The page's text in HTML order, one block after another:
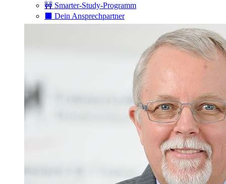
🚧 Smarter-Study-Programm
⬛️ Dein Ansprechpartner